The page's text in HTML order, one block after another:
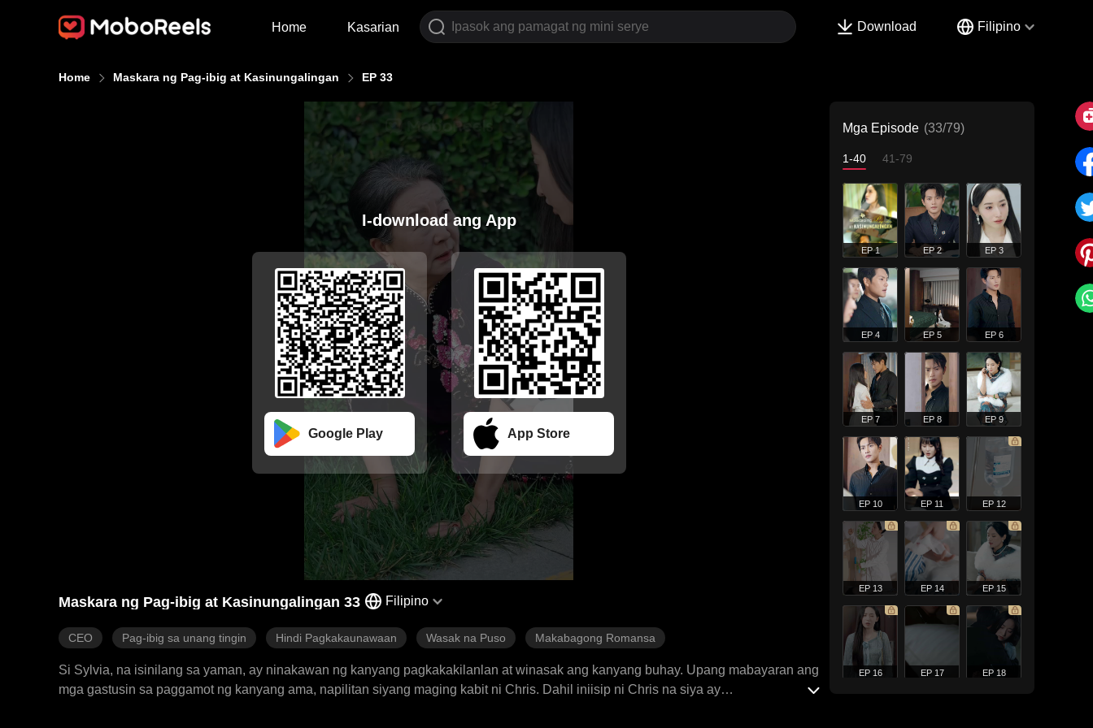
Home Kasarian Download Filipino
Home Maskara ng Pag-ibig at Kasinungalingan EP 33
I-download ang App
Google Play App Store
Maskara ng Pag-ibig at Kasinungalingan 33 Filipino
CEO Pag-ibig sa unang tingin Hindi Pagkakaunawaan Wasak na Puso Makabagong Romansa
Si Sylvia, na isinilang sa yaman, ay ninakawan ng kanyang pagkakakilanlan at winasak ang kanyang buhay. Upang mabayaran ang
mga gastusin sa paggamot ng kanyang ama, napilitan siyang maging kabit ni Chris. Dahil iniisip ni Chris na siya ay
Mga Episode (33/79)
1-40 41-79
EP 1 EP 2 EP 3
EP 4 EP 5 EP 6
EP 7 EP 8 EP 9
EP 10 EP 11 EP 12
EP 13 EP 14 EP 15
EP 16 EP 17 EP 18